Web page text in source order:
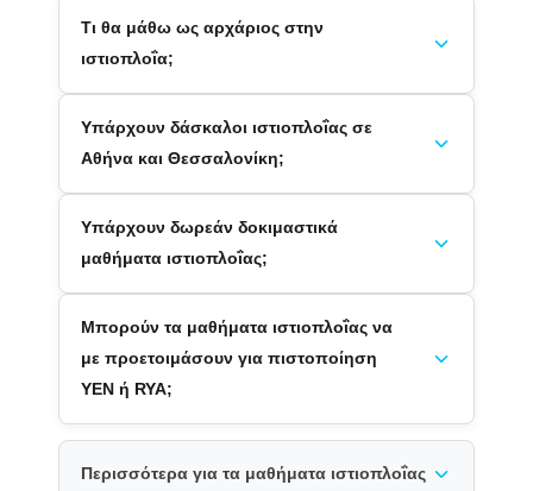
Τι θα μάθω ως αρχάριος στην
ιστιοπλοΐα;
Υπάρχουν δάσκαλοι ιστιοπλοΐας σε
Αθήνα και Θεσσαλονίκη;
Υπάρχουν δωρεάν δοκιμαστικά
μαθήματα ιστιοπλοΐας;
Μπορούν τα μαθήματα ιστιοπλοΐας να
με προετοιμάσουν για πιστοποίηση
ΥΕΝ ή RYA;
Περισσότερα για τα μαθήματα ιστιοπλοΐας